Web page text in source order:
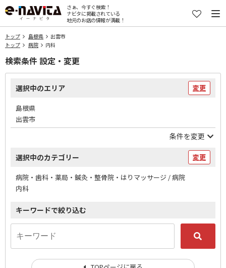
さぁ、今すぐ検索！
ナビタに掲載されている
地元のお店の情報が満載！
トップ 島根県
出雲市
トップ
病院 内科
検索条件 設定・変更
選択中のエリア 変更
島根県
出雲市
条件を変更
選択中のカテゴリー 変更
病院・歯科・薬局・鍼灸・整骨院・はりマッサージ / 病院
内科
キーワードで絞り込む